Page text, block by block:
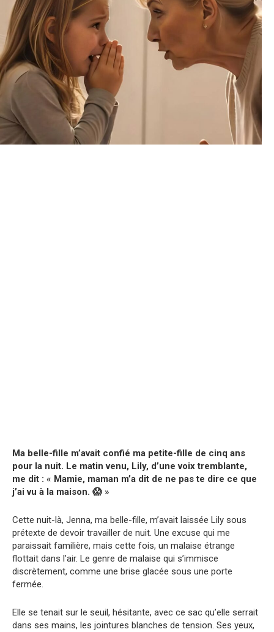
Ma belle-fille m’avait confié ma petite-fille de cinq ans
pour la nuit. Le matin venu, Lily, d’une voix tremblante,
me dit : « Mamie, maman m’a dit de ne pas te dire ce que
j’ai vu à la maison. 😱 »
Cette nuit-là, Jenna, ma belle-fille, m’avait laissée Lily sous
prétexte de devoir travailler de nuit. Une excuse qui me
paraissait familière, mais cette fois, un malaise étrange
flottait dans l’air. Le genre de malaise qui s’immisce
discrètement, comme une brise glacée sous une porte
fermée.
Elle se tenait sur le seuil, hésitante, avec ce sac qu’elle serrait
dans ses mains, les jointures blanches de tension. Ses yeux,